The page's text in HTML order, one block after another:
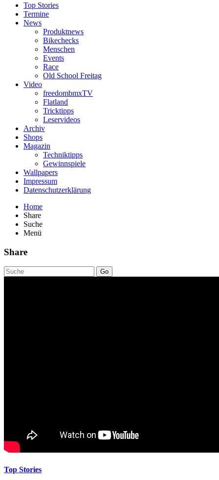
Top Stories
Termine
News
Produktnews
Bikechecks
Menschen
Events
Race
Old School Freitag
Video
freedombmxTV
Flatland
Tricktipps
Leservideos
Archiv
Shops
Magazin
Techniktipps
Gewinnspiele
Wallpapers
Impressum
Datenschutzerklärung
Home
Share
Suche
Menü
Share
Go
Top Stories